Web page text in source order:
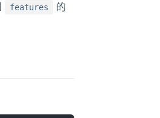
features
的